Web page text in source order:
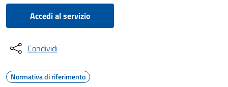
Accedi al servizio
Condividi
Normativa di riferimento